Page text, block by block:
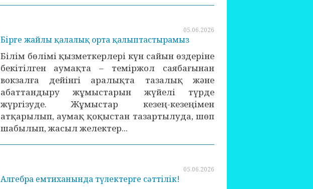
05.06.2026
Бірге жайлы қалалық орта қалыптастырамыз
Білім бөлімі қызметкерлері күн сайын өздеріне
бекітілген аумақта – теміржол саябағынан
вокзалға дейінгі аралықта тазалық және
абаттандыру жұмыстарын жүйелі түрде
жүргізуде. Жұмыстар кезең-кезеңімен
атқарылып, аумақ қоқыстан тазартылуда, шөп
шабылып, жасыл желектер...
05.06.2026
Алгебра емтиханында түлектерге сәттілік!